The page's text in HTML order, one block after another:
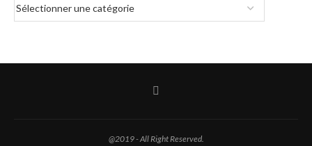
@2019 - All Right Reserved.